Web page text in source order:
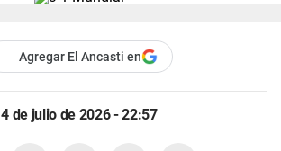
Agregar El Ancasti en
4 de julio de 2026 - 22:57